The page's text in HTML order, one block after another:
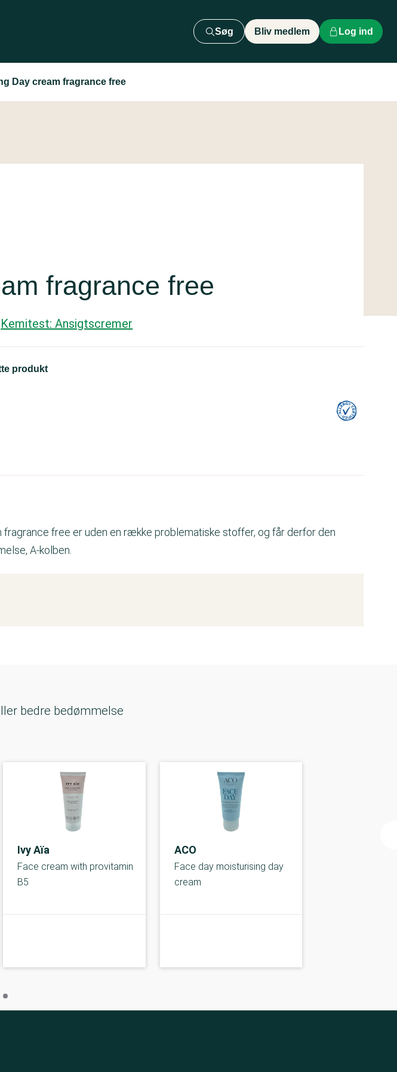
Søg Bliv medlem Log ind
Day cream fragrance free
fragrance free
Kemitest: Ansigtscremer
produkt
fragrance free er uden en række problematiske stoffer, og får derfor den
A-kolben.
bedre bedømmelse
Ivy Aïa
Face cream with provitamin
B5
ACO
Face day moisturising day
cream
A-kolbe
A-kolbe